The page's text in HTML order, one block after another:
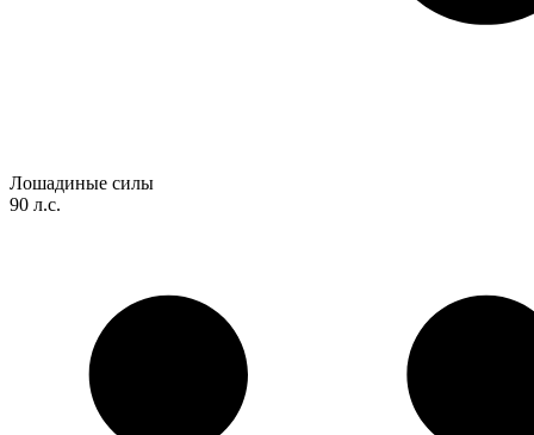
Лошадиные силы
90 л.с.